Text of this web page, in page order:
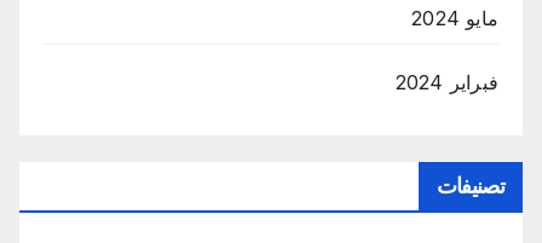
مايو 2024
فبراير 2024
تصنيفات